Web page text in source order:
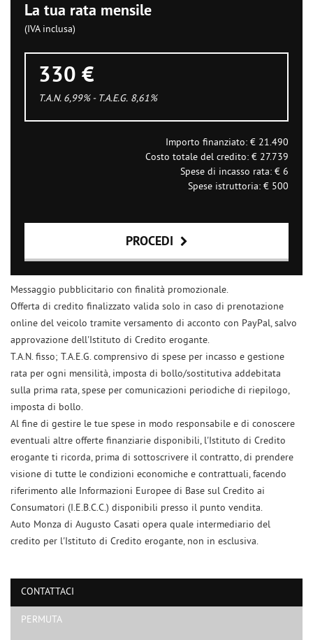
La tua rata mensile
(IVA inclusa)
330 €
T.A.N. 6,99% - T.A.E.G. 8,61%
Importo finanziato: € 21.490
Costo totale del credito: € 27.739
Spese di incasso rata: € 6
Spese istruttoria: € 500
PROCEDI
Contattaci
Ho letto e accetto l'informativa privacy*
Acconsento al trattamento dei miei dati per finalità di marketing
Invia la tua richiesta
Messaggio pubblicitario con finalità promozionale.
Offerta di credito finalizzato valida solo in caso di prenotazione
online del veicolo tramite versamento di acconto con PayPal, salvo
approvazione dell'Istituto di Credito erogante.
T.A.N. fisso; T.A.E.G. comprensivo di spese per incasso e gestione
rata per ogni mensilità, imposta di bollo/sostitutiva addebitata
sulla prima rata, spese per comunicazioni periodiche di riepilogo,
imposta di bollo.
Al fine di gestire le tue spese in modo responsabile e di conoscere
eventuali altre offerte finanziarie disponibili, l'Istituto di Credito
erogante ti ricorda, prima di sottoscrivere il contratto, di prendere
visione di tutte le condizioni economiche e contrattuali, facendo
riferimento alle Informazioni Europee di Base sul Credito ai
Consumatori (I.E.B.C.C.) disponibili presso il punto vendita.
Auto Monza di Augusto Casati opera quale intermediario del
credito per l'Istituto di Credito erogante, non in esclusiva.
CONTATTACI
PERMUTA